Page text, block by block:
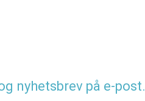
nyhetsbrev på e-post.